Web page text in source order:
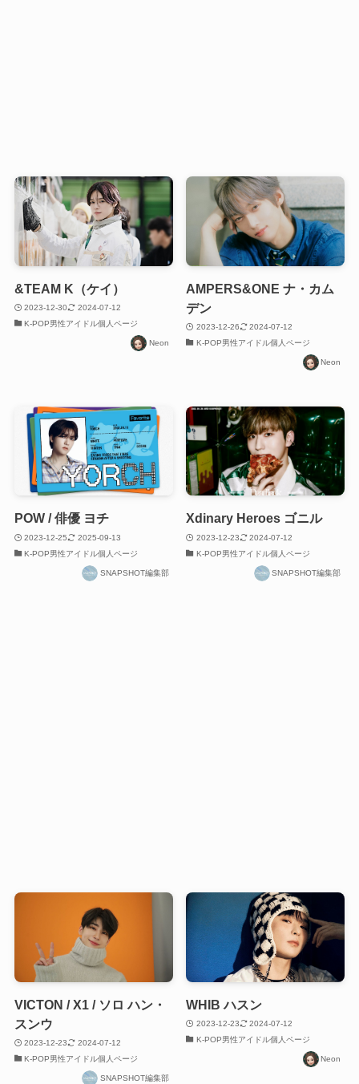
&TEAM K（ケイ）
2023-12-30
2024-07-12
K-POP男性アイドル個人ページ
Neon
AMPERS&ONE ナ・カム
デン
2023-12-26
2024-07-12
K-POP男性アイドル個人ページ
Neon
POW / 俳優 ヨチ
2023-12-25
2025-09-13
K-POP男性アイドル個人ページ
SNAPSHOT編集部
Xdinary Heroes ゴニル
2023-12-23
2024-07-12
K-POP男性アイドル個人ページ
SNAPSHOT編集部
VICTON / X1 / ソロ ハン・
スンウ
2023-12-23
2024-07-12
K-POP男性アイドル個人ページ
SNAPSHOT編集部
WHIB ハスン
2023-12-23
2024-07-12
K-POP男性アイドル個人ページ
Neon